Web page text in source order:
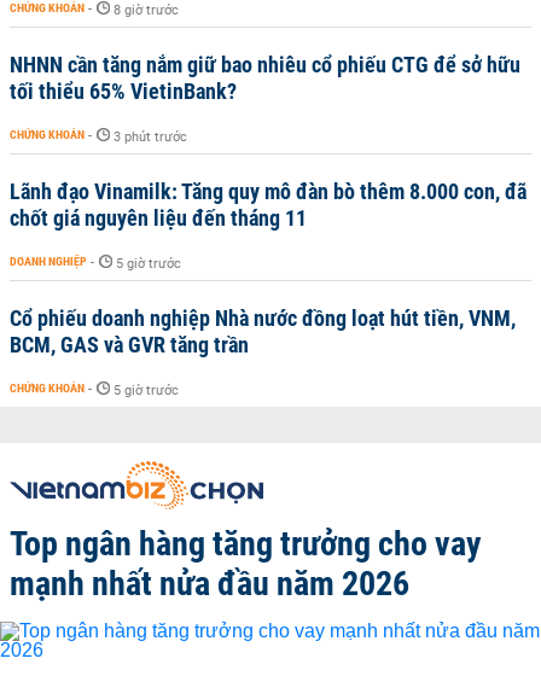
CHỨNG KHOÁN - 8 giờ trước
NHNN cần tăng nắm giữ bao nhiêu cổ phiếu CTG để sở hữu
tối thiểu 65% VietinBank?
CHỨNG KHOÁN - 3 phút trước
Lãnh đạo Vinamilk: Tăng quy mô đàn bò thêm 8.000 con, đã
chốt giá nguyên liệu đến tháng 11
DOANH NGHIỆP - 5 giờ trước
Cổ phiếu doanh nghiệp Nhà nước đồng loạt hút tiền, VNM,
BCM, GAS và GVR tăng trần
CHỨNG KHOÁN - 5 giờ trước
Top ngân hàng tăng trưởng cho vay
mạnh nhất nửa đầu năm 2026